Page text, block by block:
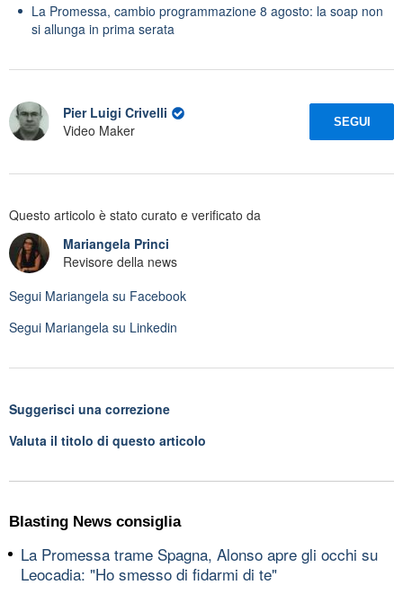
La Promessa, cambio programmazione 8 agosto: la soap non
si allunga in prima serata
Pier Luigi Crivelli
Video Maker
SEGUI
Questo articolo è stato curato e verificato da
Mariangela Princi
Revisore della news
Segui Mariangela su Facebook
Segui Mariangela su Linkedin
Suggerisci una correzione
Valuta il titolo di questo articolo
Blasting News consiglia
La Promessa trame Spagna, Alonso apre gli occhi su
Leocadia: "Ho smesso di fidarmi di te"